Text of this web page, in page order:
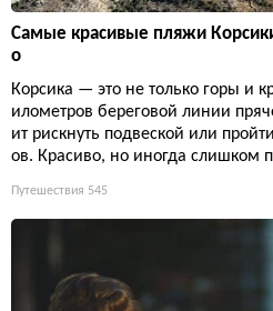
Самые красивые пляжи
о
Корсика — это не только горы и
илометров береговой линии
ит рискнуть подвеской или
ов. Красиво, но иногда слишком
Путешествия 545